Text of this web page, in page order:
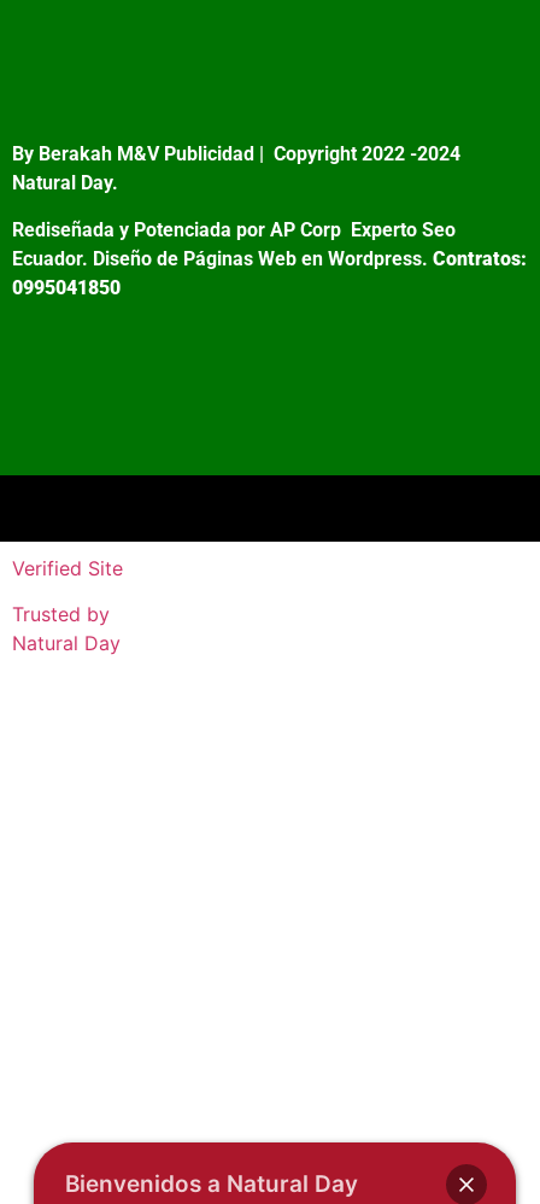
By Berakah M&V Publicidad |
Copyright 2022 -2024
Natural Day.
Rediseñada y Potenciada por AP Corp Experto Seo
Ecuador. Diseño de Páginas Web en Wordpress. Contratos:
0995041850
Verified Site
Trusted by
Natural Day
Bienvenidos a Natural Day